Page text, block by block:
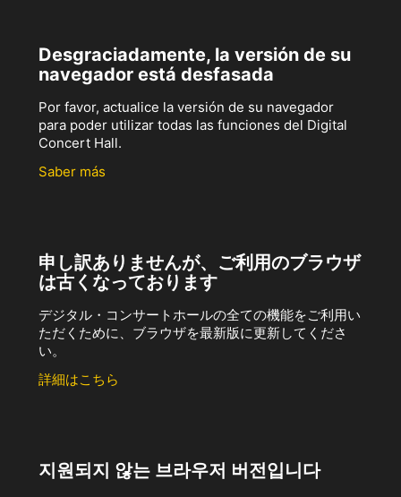
Desgraciadamente, la versión de su
navegador está desfasada
Por favor, actualice la versión de su navegador
para poder utilizar todas las funciones del Digital
Concert Hall.
Saber más
申し訳ありませんが、ご利用のブラウザ
は古くなっております
デジタル・コンサートホールの全ての機能をご利用い
ただくために、ブラウザを最新版に更新してくださ
い。
詳細はこちら
지원되지 않는 브라우저 버전입니다